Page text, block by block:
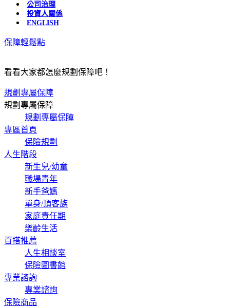
公司治理
投資人關係
ENGLISH
保障輕鬆點
看看大家都怎麼規劃保障吧！
規劃專屬保障
規劃專屬保障
規劃專屬保障
專區首頁
保險規劃
人生階段
新生兒/幼童
職場青年
新手爸媽
單身/頂客族
家庭責任期
樂齡生活
百搭推薦
人生相談室
保險圖書館
專業諮詢
專業諮詢
保險商品